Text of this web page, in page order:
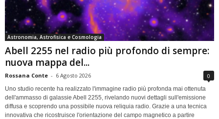
Astronomia, Astrofisica e Cosmologia
Abell 2255 nel radio più profondo di sempre:
nuova mappa del...
Rossana Conte - 6 Agosto 2026 0
Uno studio recente ha realizzato l'immagine radio più profonda mai ottenuta
dell'ammasso di galassie Abell 2255, rivelando nuovi dettagli sull'emissione
diffusa e scoprendo una possibile nuova reliquia radio. Grazie a una tecnica
innovativa che ricostruisce l'orientazione del campo magnetico a partire